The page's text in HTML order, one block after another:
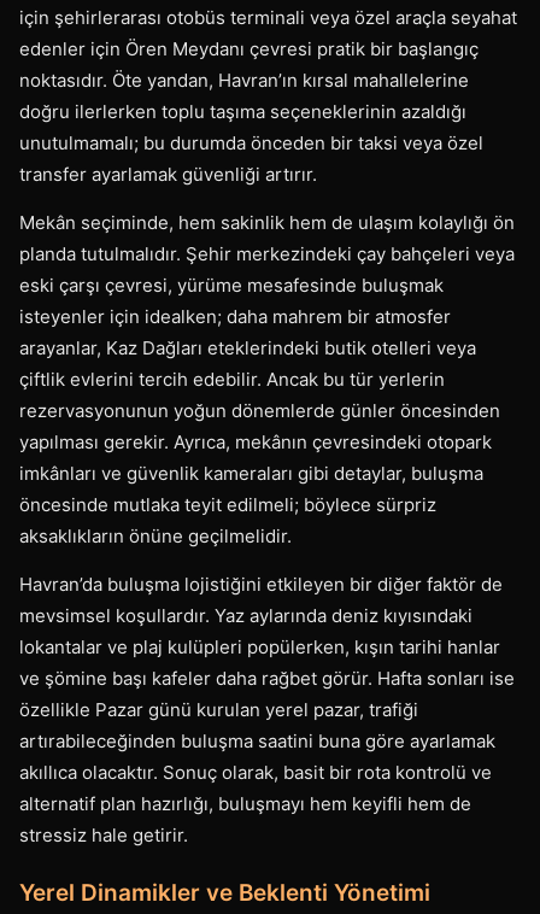
için şehirlerarası otobüs terminali veya özel araçla seyahat
edenler için Ören Meydanı çevresi pratik bir başlangıç
noktasıdır. Öte yandan, Havran’ın kırsal mahallelerine
doğru ilerlerken toplu taşıma seçeneklerinin azaldığı
unutulmamalı; bu durumda önceden bir taksi veya özel
transfer ayarlamak güvenliği artırır.
Mekân seçiminde, hem sakinlik hem de ulaşım kolaylığı ön
planda tutulmalıdır. Şehir merkezindeki çay bahçeleri veya
eski çarşı çevresi, yürüme mesafesinde buluşmak
isteyenler için idealken; daha mahrem bir atmosfer
arayanlar, Kaz Dağları eteklerindeki butik otelleri veya
çiftlik evlerini tercih edebilir. Ancak bu tür yerlerin
rezervasyonunun yoğun dönemlerde günler öncesinden
yapılması gerekir. Ayrıca, mekânın çevresindeki otopark
imkânları ve güvenlik kameraları gibi detaylar, buluşma
öncesinde mutlaka teyit edilmeli; böylece sürpriz
aksaklıkların önüne geçilmelidir.
Havran’da buluşma lojistiğini etkileyen bir diğer faktör de
mevsimsel koşullardır. Yaz aylarında deniz kıyısındaki
lokantalar ve plaj kulüpleri popülerken, kışın tarihi hanlar
ve şömine başı kafeler daha rağbet görür. Hafta sonları ise
özellikle Pazar günü kurulan yerel pazar, trafiği
artırabileceğinden buluşma saatini buna göre ayarlamak
akıllıca olacaktır. Sonuç olarak, basit bir rota kontrolü ve
alternatif plan hazırlığı, buluşmayı hem keyifli hem de
stressiz hale getirir.
Yerel Dinamikler ve Beklenti Yönetimi